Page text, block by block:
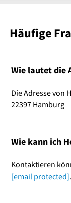
Häufige
Wie lautet die
Die Adresse von
22397 Hamburg
Wie kann ich
Kontaktieren
[email protected].